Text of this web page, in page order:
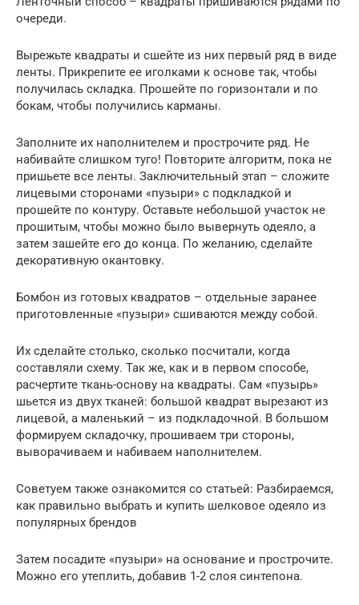
очереди.
Вырежьте квадраты и сшейте из них первый ряд в виде
ленты. Прикрепите ее иголками к основе так, чтобы
получилась складка. Прошейте по горизонтали и по
бокам, чтобы получились карманы.
Заполните их наполнителем и прострочите ряд. Не
набивайте слишком туго! Повторите алгоритм, пока не
пришьете все ленты. Заключительный этап – сложите
лицевыми сторонами «пузыри» с подкладкой и
прошейте по контуру. Оставьте небольшой участок не
прошитым, чтобы можно было вывернуть одеяло, а
затем зашейте его до конца. По желанию, сделайте
декоративную окантовку.
Бомбон из готовых квадратов – отдельные заранее
приготовленные «пузыри» сшиваются между собой.
Их сделайте столько, сколько посчитали, когда
составляли схему. Так же, как и в первом способе,
расчертите ткань-основу на квадраты. Сам «пузырь»
шьется из двух тканей: большой квадрат вырезают из
лицевой, а маленький – из подкладочной. В большом
формируем складочку, прошиваем три стороны,
выворачиваем и набиваем наполнителем.
Советуем также ознакомится со статьей: Разбираемся,
как правильно выбрать и купить шелковое одеяло из
популярных брендов
Затем посадите «пузыри» на основание и прострочите.
Можно его утеплить, добавив 1-2 слоя синтепона.